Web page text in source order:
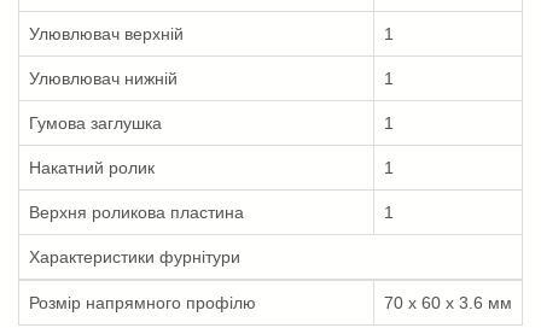
Улювлювач верхній 1
Улювлювач нижній 1
Гумова заглушка 1
Накатний ролик 1
Верхня роликова пластина 1
Характеристики фурнітури
Розмір напрямного профілю 70 х 60 х 3.6 мм